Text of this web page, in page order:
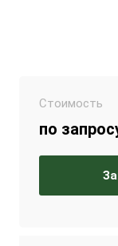
Стоимость
по